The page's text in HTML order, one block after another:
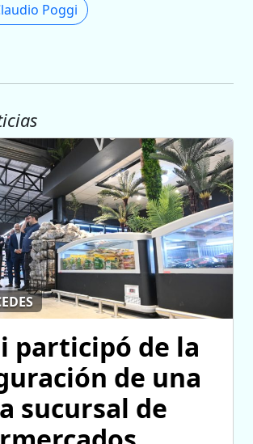
Poggi
participó de la
de una
sucursal de